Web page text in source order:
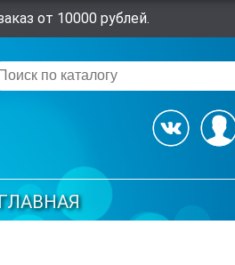
от 10000 рублей.
ГЛАВНАЯ